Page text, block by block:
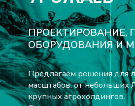
Предлагаем решения для любых
масштабов: от небольших ЛПХ до
крупных агрохолдингов.
Закажите систему капельного орошения
— и мы создадим идеальные условия
для вашего урожая!
РАСЧИТАТЬ СТОИМОСТЬ
ПОЛУЧИТЬ КОНСУЛЬТАЦИЮ